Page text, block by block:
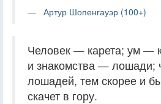
Артур Шопенгауэр (100+)
Человек — карета; ум —
и знакомства — лошади;
лошадей, тем скорее и
скачет в гору.